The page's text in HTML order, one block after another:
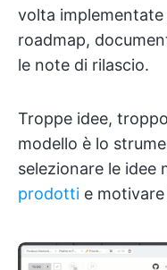
volta
roadmap,
le note di rilascio.
Troppe idee,
modello è lo
selezionare le idee
prodotti e